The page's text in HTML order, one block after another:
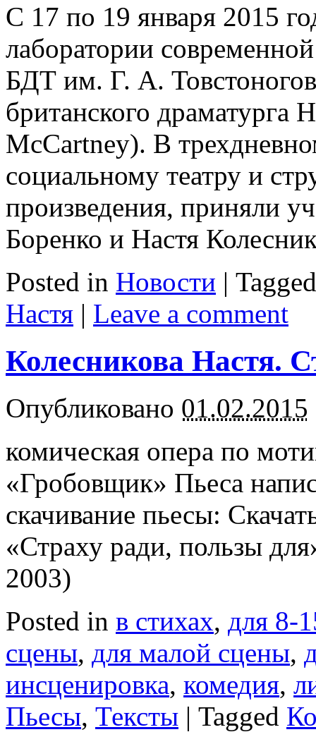
С 17 по 19 января 2015
лаборатории
БДТ им. Г. А.
британского
McCartney). В
социальному театру и
произведения, приняли
Боренко и Настя
Posted in Новости |
Настя | Leave a comment
Колесникова Настя.
Опубликовано 01.02.2015
комическая опера по
«Гробовщик» Пьеса
скачивание пьесы:
«Страху ради, пользы
2003)
Posted in в стихах, для 8-
сцены, для малой сцены,
инсценировка, комедия,
Пьесы, Тексты | Tagged